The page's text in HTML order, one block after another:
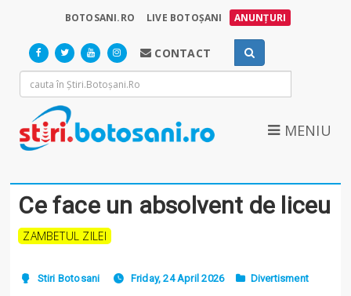
BOTOSANI.RO LIVE BOTOȘANI ANUNȚURI
CONTACT
MENIU
Ce face un absolvent de liceu
ZAMBETUL ZILEI
Stiri Botosani Friday, 24 April 2026 Divertisment